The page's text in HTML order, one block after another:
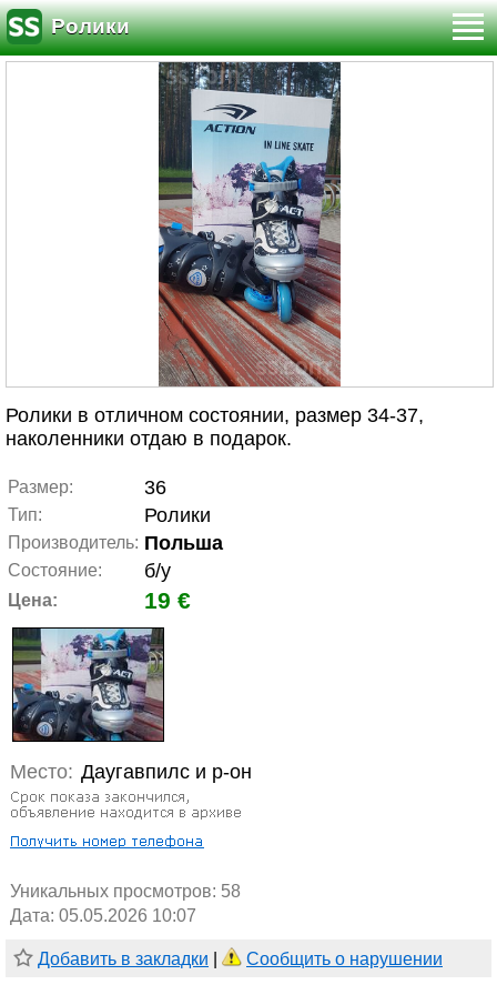
Ролики
Ролики в отличном состоянии, размер 34-37,
наколенники отдаю в подарок.
Размер: 36
Тип: Ролики
Производитель: Польша
Состояние: б/у
Цена: 19 €
Место: Даугавпилс и р-он
Уникальных просмотров: 58
Дата: 05.05.2026 10:07
Добавить в закладки Сообщить о нарушении